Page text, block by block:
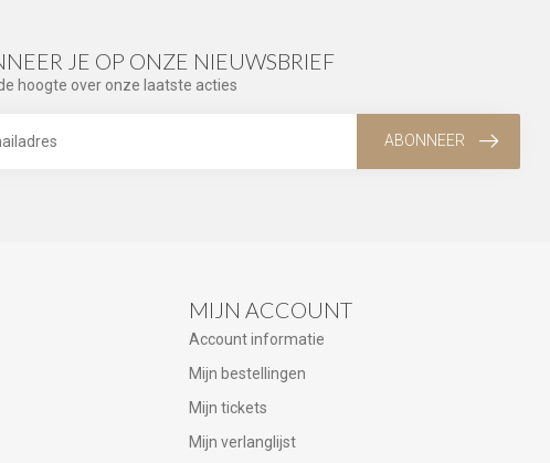
JE OP ONZE NIEUWSBRIEF
hoogte over onze laatste acties
ABONNEER
MIJN ACCOUNT
Account informatie
Mijn bestellingen
Mijn tickets
Mijn verlanglijst